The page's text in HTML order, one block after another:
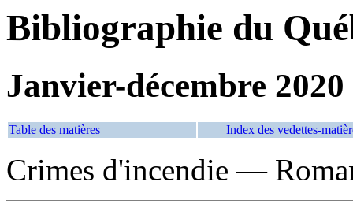
Bibliographie du
Janvier-décembre 2020
Table des matières Index des vedettes-
Crimes d'incendie —